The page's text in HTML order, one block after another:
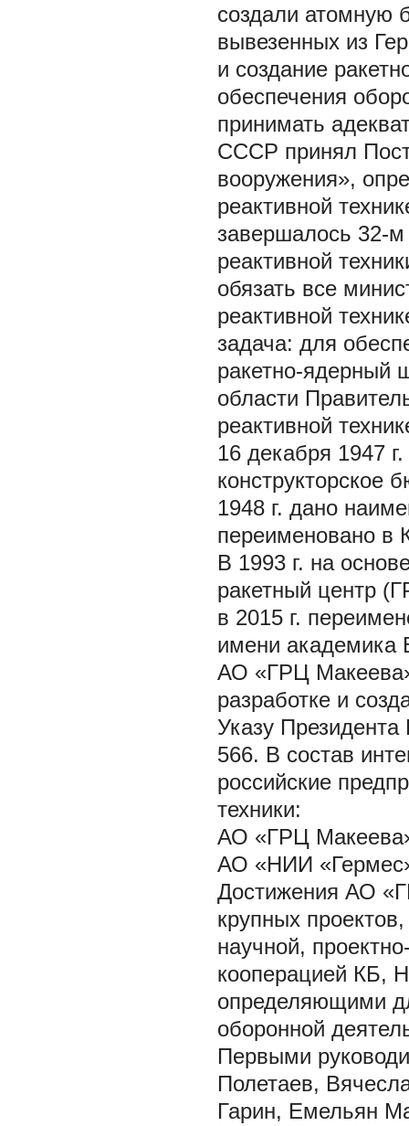
создали атомную
вывезенных из
и создание
обеспечения
принимать
СССР принял
вооружения»,
реактивной
завершалось 32-м
реактивной
обязать все
реактивной
задача: для
ракетно-ядерный
области
реактивной
16 декабря 1947
конструкторское
1948 г. дано
переименовано в
В 1993 г. на
ракетный центр
в 2015 г.
имени академика
АО «ГРЦ Макеева»
разработке и
Указу
566. В состав
российские
техники:
АО «ГРЦ
АО «НИИ
Достижения АО
крупных
научной,
кооперацией КБ,
определяющими
оборонной
Первыми
Полетаев,
Гарин, Емельян